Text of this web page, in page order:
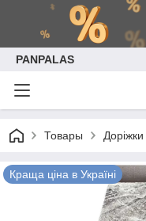
PANPALAS
Товары
Краща ціна в Україні